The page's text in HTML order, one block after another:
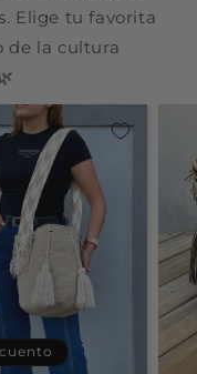
Elige tu favorita
de la cultura